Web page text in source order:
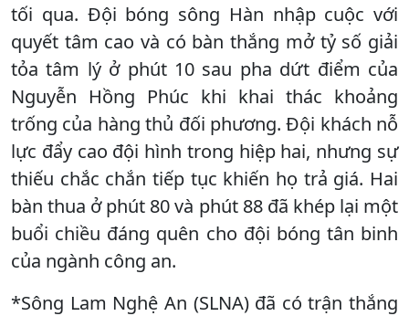
tối qua. Đội bóng sông Hàn nhập cuộc với
quyết tâm cao và có bàn thắng mở tỷ số giải
tỏa tâm lý ở phút 10 sau pha dứt điểm của
Nguyễn Hồng Phúc khi khai thác khoảng
trống của hàng thủ đối phương. Đội khách nỗ
lực đẩy cao đội hình trong hiệp hai, nhưng sự
thiếu chắc chắn tiếp tục khiến họ trả giá. Hai
bàn thua ở phút 80 và phút 88 đã khép lại một
buổi chiều đáng quên cho đội bóng tân binh
của ngành công an.
*Sông Lam Nghệ An (SLNA) đã có trận thắng